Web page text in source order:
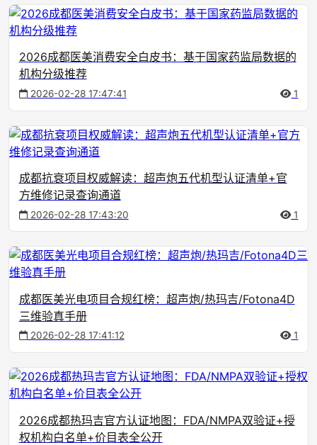
2026成都医美消费安全白皮书：基于国家药监局数据的
机构分级推荐
2026-02-28 17:47:41 1
成都抗衰项目权威解读：超声炮五代机型认证清单+官
方维修记录查询通道
2026-02-28 17:43:20 1
成都医美光电项目合规红榜：超声炮/热玛吉/Fotona4D
三维验真手册
2026-02-28 17:41:12 1
2026成都热玛吉官方认证地图：FDA/NMPA双验证+授
权机构白名单+价目表全公开